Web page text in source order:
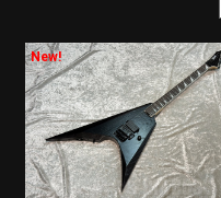
New!